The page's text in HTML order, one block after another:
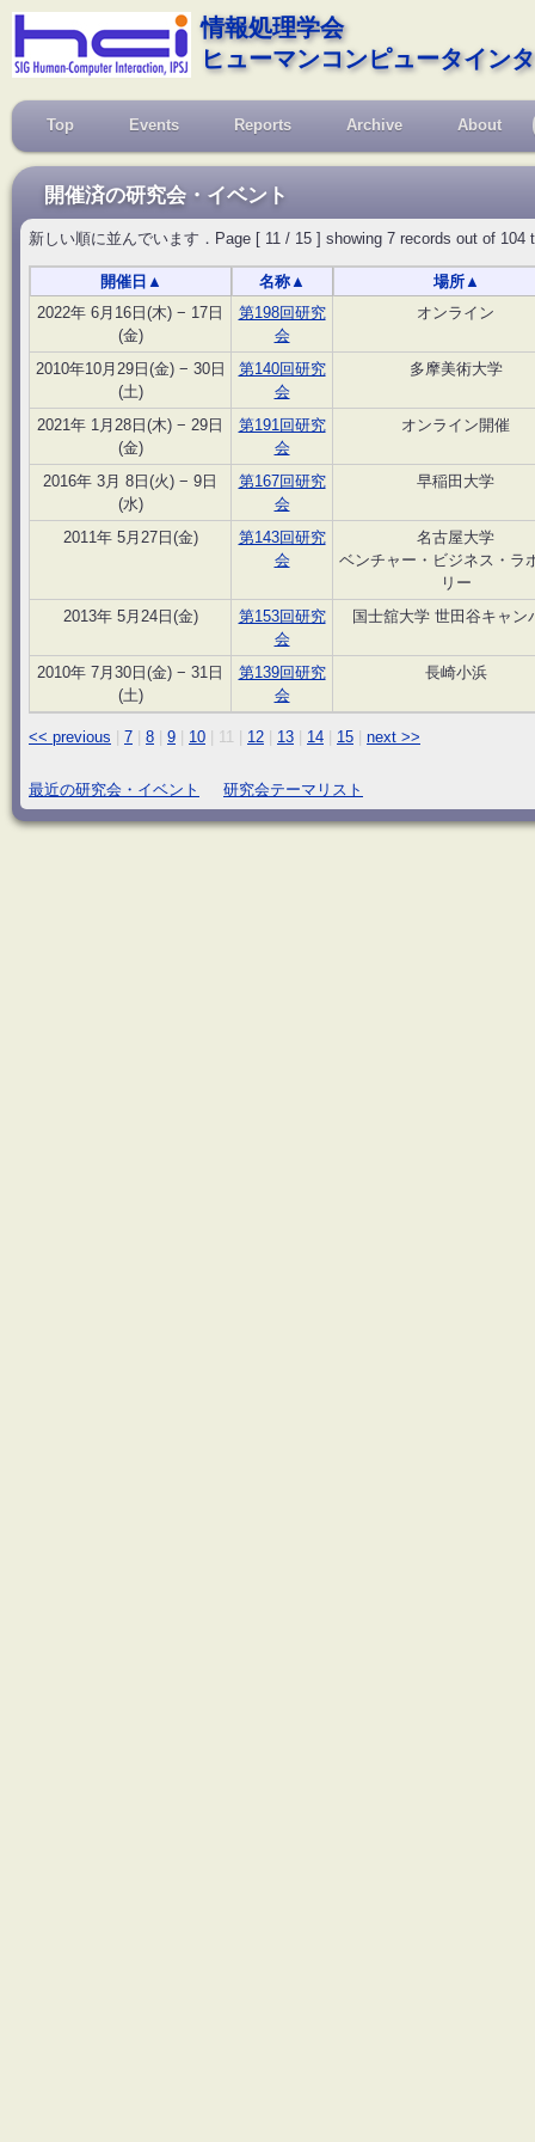
情報処理学会
ヒューマンコンピュータイン
Top Events Reports Archive About
開催済の研究会・イベント
新しい順に並んでいます．Page [ 11 / 15 ] showing 7 records out of
開催日 ▲ 名称 ▲ 場所▲
2022年 6月16日(木) − 17日
(金)
第198回研究
会
オンライン
2010年10月29日(金) − 30日
(土)
第140回研究
会
多摩美術大学
2021年 1月28日(木) − 29日
(金)
第191回研究
会
オンライン開催
2016年 3月 8日(火) − 9日
(水)
第167回研究
会
早稲田大学
2011年 5月27日(金)
第143回研究
会
名古屋大学
ベンチャー・ビジネス・ラ
リー
2013年 5月24日(金)
第153回研究
会
国士舘大学 世田谷キャン
2010年 7月30日(金) − 31日
(土)
第139回研究
会
長崎小浜
<< previous 7 8 9 10 11 12 13 14 15 next >>
最近の研究会・イベント 研究会テーマリスト